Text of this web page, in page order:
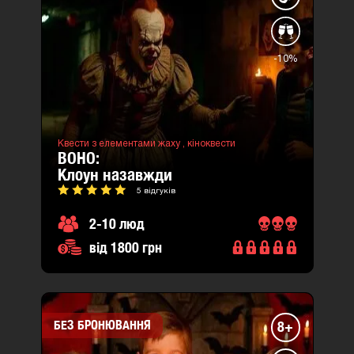
-10%
Квести з елементами жаху , кіноквести
ВОНО:
клоун назавжди
5 відгуків
2-10 люд
від 1800 грн
БЕЗ БРОНЮВАННЯ 8+